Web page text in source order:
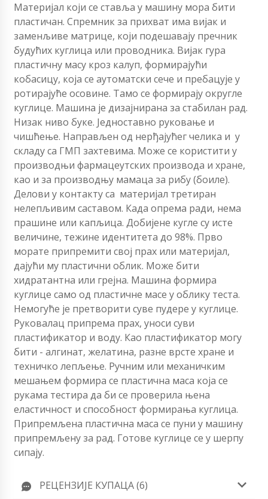
Материјал који се ставља у машину мора бити
пластичан. Спремник за прихват има вијак и
заменљиве матрице, који подешавају пречник
будућих куглица или проводника. Вијак гура
пластичну масу кроз калуп, формирајући
кобасицу, која се аутоматски сече и пребацује у
ротирајуће осовине. Тамо се формирају округле
куглице. Машина је дизајнирана за стабилан рад.
Низак ниво буке. Једноставно руковање и
чишћење. Направљен од нерђајућег челика и у
складу са ГМП захтевима. Може се користити у
производњи фармацеутских производа и хране,
као и за производњу мамаца за рибу (боиле).
Делови у контакту са материјал третиран
нелепљивим саставом. Када опрема ради, нема
прашине или капљица. Добијене кугле су исте
величине, тежине идентитета до 98%. Прво
морате припремити свој прах или материјал,
дајући му пластични облик. Може бити
хидратантна или грејна. Машина формира
куглице само од пластичне масе у облику теста.
Немогуће је претворити суве пудере у куглице.
Руковалац припрема прах, уноси суви
пластификатор и воду. Као пластификатор могу
бити - алгинат, желатина, разне врсте хране и
техничко лепљење. Ручним или механичким
мешањем формира се пластична маса која се
рукама тестира да би се проверила њена
еластичност и способност формирања куглица.
Припремљена пластична маса се пуни у машину
припремљену за рад. Готове куглице се у шерпу
сипају.
РЕЦЕНЗИЈЕ КУПАЦА (6)